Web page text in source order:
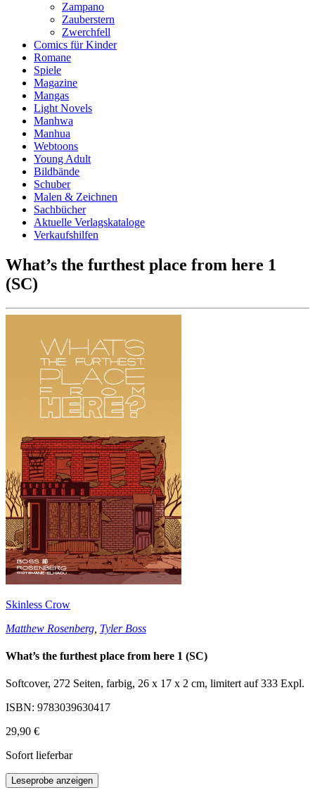
Zampano
Zauberstern
Zwerchfell
Comics für Kinder
Romane
Spiele
Magazine
Mangas
Light Novels
Manhwa
Manhua
Webtoons
Young Adult
Bildbände
Schuber
Malen & Zeichnen
Sachbücher
Aktuelle Verlagskataloge
Verkaufshilfen
What’s the furthest place from here 1
(SC)
Skinless Crow
Matthew Rosenberg Tyler Boss
What’s the furthest place from here 1 (SC)
Softcover, 272 Seiten, farbig, 26 x 17 x 2 cm, limitert auf 333 Expl.
ISBN: 9783039630417
29,90 €
Sofort lieferbar
Leseprobe anzeigen